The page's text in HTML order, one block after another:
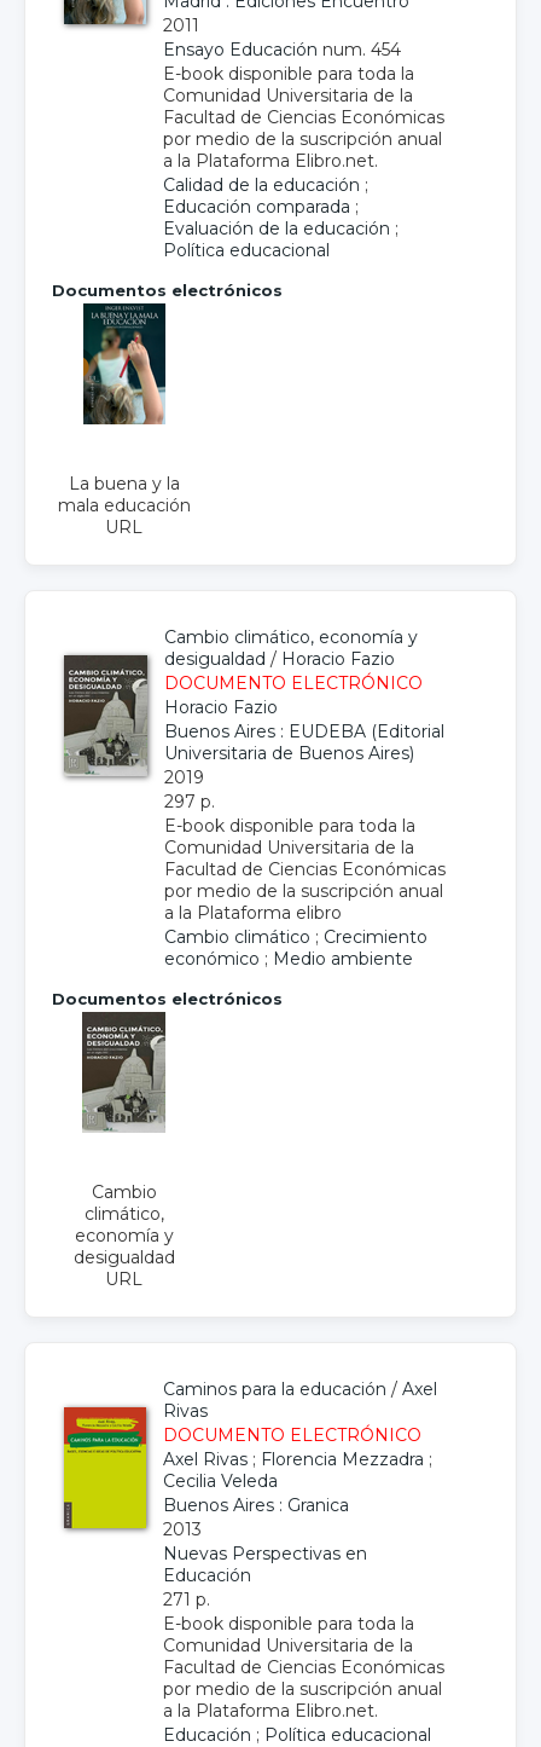
2011
Ensayo Educación num. 454
E-book disponible para toda la
Comunidad Universitaria de la
Facultad de Ciencias Económicas
por medio de la suscripción anual
a la Plataforma Elibro.net.
Calidad de la educación ;
Educación comparada ;
Evaluación de la educación ;
Política educacional
Documentos electrónicos
La buena y la
mala educación
URL
Cambio climático, economía y
desigualdad / Horacio Fazio
DOCUMENTO ELECTRÓNICO
Horacio Fazio
Buenos Aires : EUDEBA (Editorial
Universitaria de Buenos Aires)
2019
297 p.
E-book disponible para toda la
Comunidad Universitaria de la
Facultad de Ciencias Económicas
por medio de la suscripción anual
a la Plataforma elibro
Cambio climático ; Crecimiento
económico ; Medio ambiente
Documentos electrónicos
Cambio
climático,
economía y
desigualdad
URL
Caminos para la educación / Axel
Rivas
DOCUMENTO ELECTRÓNICO
Axel Rivas ; Florencia Mezzadra ;
Cecilia Veleda
Buenos Aires : Granica
2013
Nuevas Perspectivas en
Educación
271 p.
E-book disponible para toda la
Comunidad Universitaria de la
Facultad de Ciencias Económicas
por medio de la suscripción anual
a la Plataforma Elibro.net.
Educación ; Política educacional